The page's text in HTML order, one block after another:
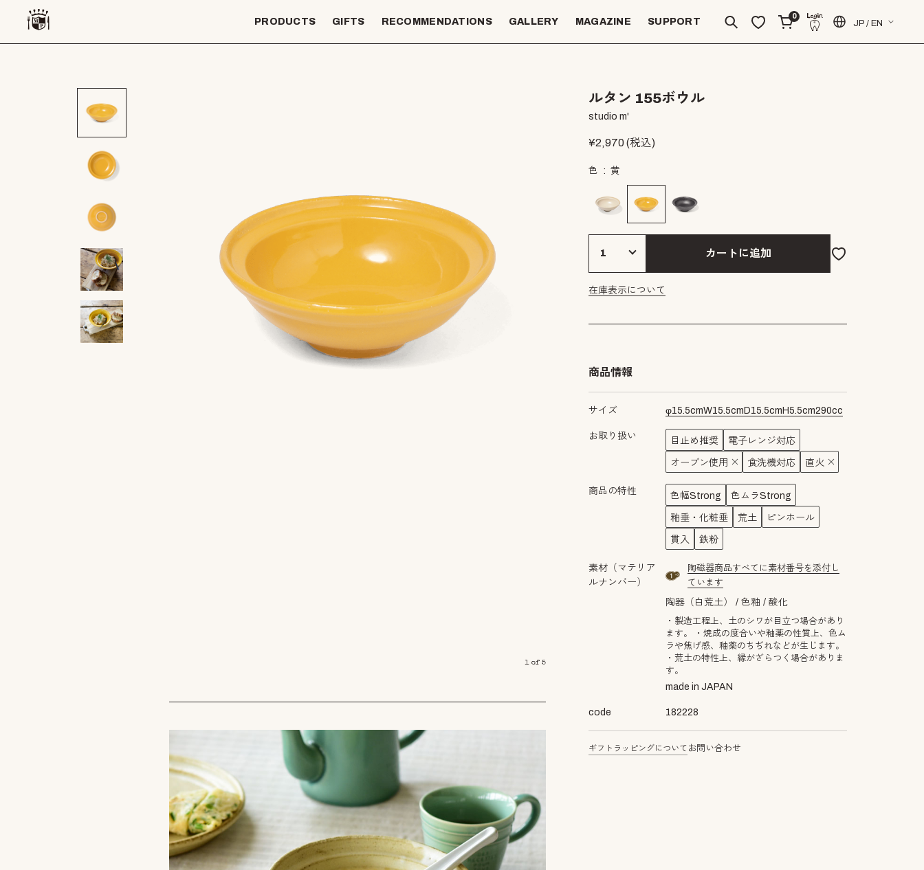
PRODUCTS GIFTS RECOMMENDATIONS GALLERY MAGAZINE SUPPORT
0
JP / EN
1of 5
ルタン 155ボウル
studio m'
¥2,970(税込)
色 黄
カートに追加
在庫表示について
商品情報
サイズ φ15.5cmW15.5cm D15.5cm H5.5cm290cc
お取り扱い 目止め推奨 電子レンジ対応
オーブン使用 食洗機対応 直火
商品の特性 色幅Strong 色ムラStrong
釉垂・化粧垂 荒土 ピンホール
貫入 鉄粉
素材（マテリア
ルナンバー）
material number1a
陶磁器商品すべてに素材番号を添付し
ています
陶器（白荒土） 色釉 酸化
・製造工程上、土のシワが目立つ場合があり
ます。 ・焼成の度合いや釉薬の性質上、色ム
ラや焦げ感、釉薬のちぢれなどが生じます。
・荒土の特性上、縁がざらつく場合がありま
す。
made in JAPAN
code 182228
ギフトラッピングについて お問い合わせ